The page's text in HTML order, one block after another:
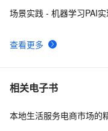
8 企业信息化"主题经营
9 沉浸式学习
10
等多场景业务上云
查看更多
场景实践 - 机器学习PAI
相关电子书
本地生活服务电商市场的